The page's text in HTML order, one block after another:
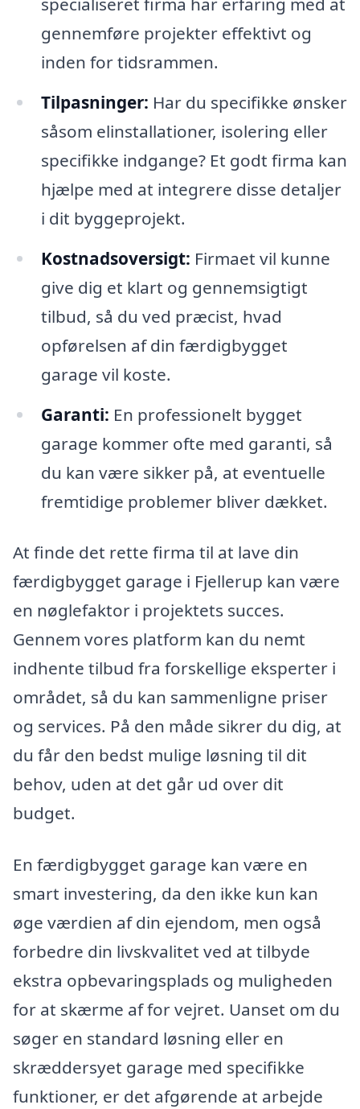
gennemføre projekter effektivt og
inden for tidsrammen.
Tilpasninger: Har du specifikke ønsker
såsom elinstallationer, isolering eller
specifikke indgange? Et godt firma kan
hjælpe med at integrere disse detaljer
i dit byggeprojekt.
Kostnadsoversigt: Firmaet vil kunne
give dig et klart og gennemsigtigt
tilbud, så du ved præcist, hvad
opførelsen af din færdigbygget
garage vil koste.
Garanti: En professionelt bygget
garage kommer ofte med garanti, så
du kan være sikker på, at eventuelle
fremtidige problemer bliver dækket.
At finde det rette firma til at lave din
færdigbygget garage i Fjellerup kan være
en nøglefaktor i projektets succes.
Gennem vores platform kan du nemt
indhente tilbud fra forskellige eksperter i
området, så du kan sammenligne priser
og services. På den måde sikrer du dig, at
du får den bedst mulige løsning til dit
behov, uden at det går ud over dit
budget.
En færdigbygget garage kan være en
smart investering, da den ikke kun kan
øge værdien af din ejendom, men også
forbedre din livskvalitet ved at tilbyde
ekstra opbevaringsplads og muligheden
for at skærme af for vejret. Uanset om du
søger en standard løsning eller en
skræddersyet garage med specifikke
funktioner, er det afgørende at arbejde